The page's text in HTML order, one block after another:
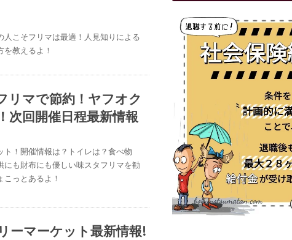
こそフリマは最適！人見知りによる
教えるよ！
リマで節約！ヤフオク
次回開催日程最新情報
！開催情報は？トイレは？食べ物
にも財布にも優しい味スタフリマを勧
っとあるよ！
ーマーケット最新情報!